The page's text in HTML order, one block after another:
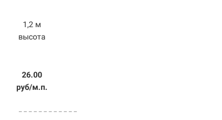
1,2 м
высота
26.00
руб/м.п.